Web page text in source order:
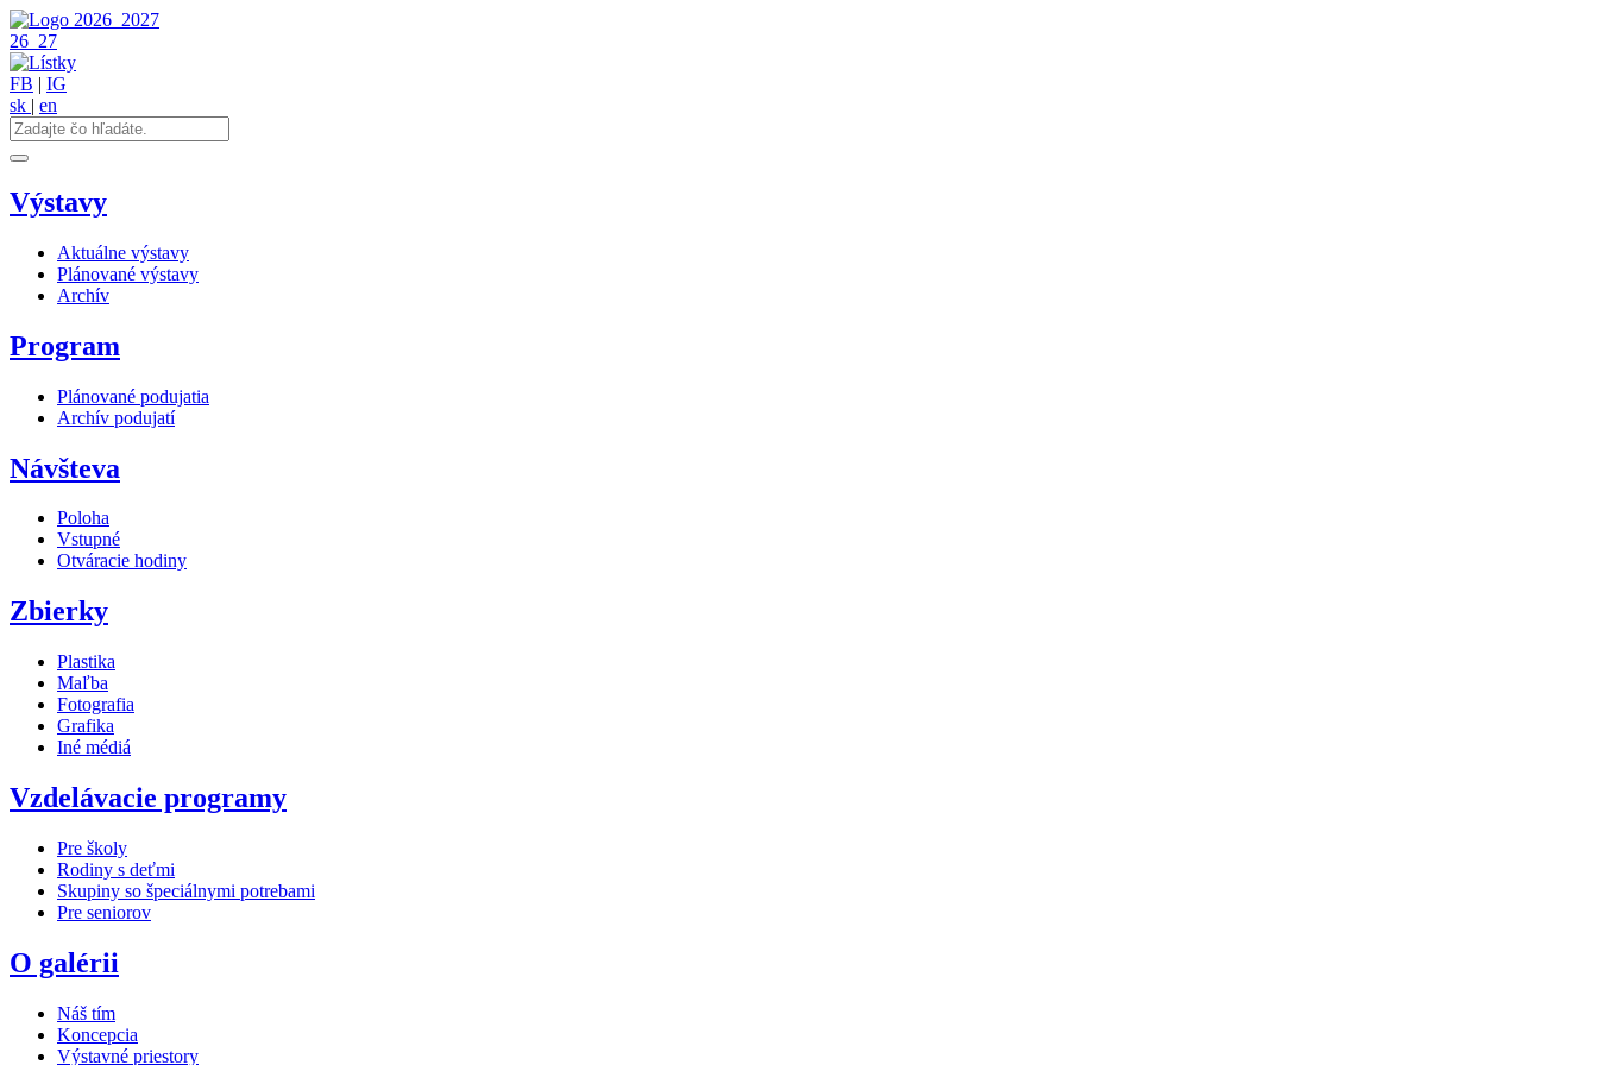
2026 2027
26 27
FB | IG
sk | en
Výstavy
Aktuálne výstavy
Plánované výstavy
Archív
Program
Plánované podujatia
Archív podujatí
Návšteva
Poloha
Vstupné
Otváracie hodiny
Zbierky
Plastika
Maľba
Fotografia
Grafika
Iné médiá
Vzdelávacie programy
Pre školy
Rodiny s deťmi
Skupiny so špeciálnymi potrebami
Pre seniorov
O galérii
Náš tím
Koncepcia
Výstavné priestory